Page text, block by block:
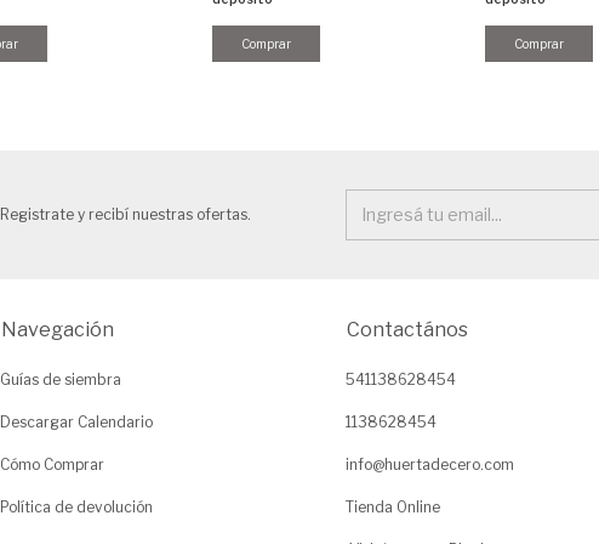
Registrate y recibí nuestras ofertas.
Navegación
Guías de siembra
Descargar Calendario
Cómo Comprar
Política de devolución
Contactános
541138628454
1138628454
info@huertadecero.com
Tienda Online